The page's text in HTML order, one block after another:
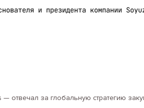
и президента компании
отвечал за глобальную стратегию